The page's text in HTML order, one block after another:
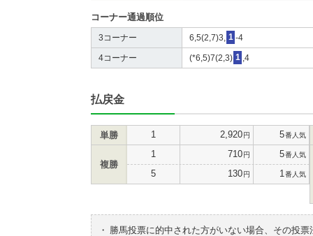
コーナー通過順位
3コーナー 6,5(2,7)3, 1 -4
4コーナー (*6,5)7(2,3) 1 ,4
払戻金
単勝 1 2,920円 5番人気
複勝
1 710円 5番人気
5 130円 1 番人気
・
勝馬投票に的中された方がいない場合、その投